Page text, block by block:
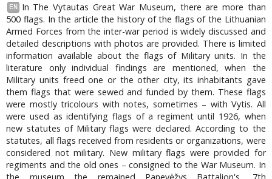
EN
In The Vytautas Great War Museum, there are more than
500 flags. In the article the history of the flags of the Lithuanian
Armed Forces from the inter-war period is widely discussed and
detailed descriptions with photos are provided. There is limited
information available about the flags of Military units. In the
literature only individual findings are mentioned, when the
Military units freed one or the other city, its inhabitants gave
them flags that were sewed and funded by them. These flags
were mostly tricolours with notes, sometimes – with Vytis. All
were used as identifying flags of a regiment until 1926, when
new statutes of Military flags were declared. According to the
statutes, all flags received from residents or organizations, were
considered not military. New military flags were provided for
regiments and the old ones – consigned to the War Museum. In